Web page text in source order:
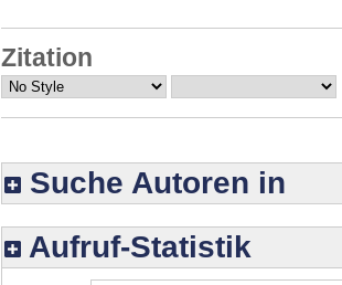
Zitation
Suche Autoren in
Aufruf-Statistik